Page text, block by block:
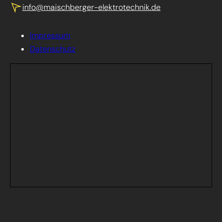
info@maischberger-elektrotechnik.de
Impressum
Datenschutz